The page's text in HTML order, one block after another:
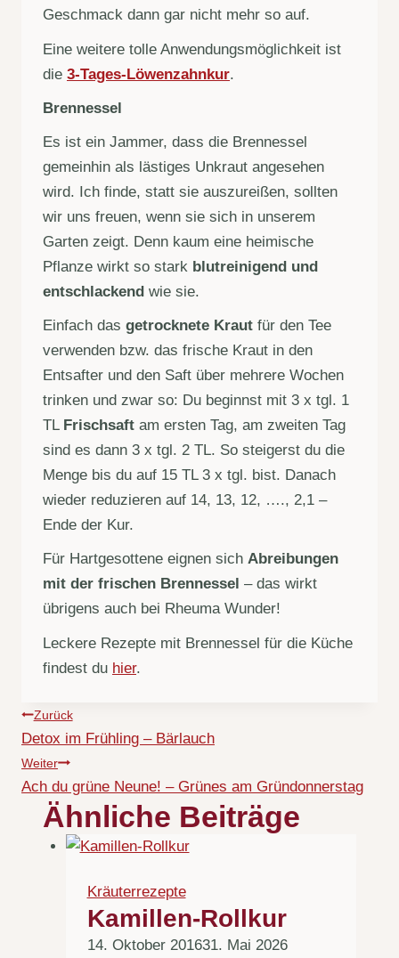
Geschmack dann gar nicht mehr so auf.
Eine weitere tolle Anwendungsmöglichkeit ist
die 3-Tages-Löwenzahnkur.
Brennessel
Es ist ein Jammer, dass die Brennessel
gemeinhin als lästiges Unkraut angesehen
wird. Ich finde, statt sie auszureißen, sollten
wir uns freuen, wenn sie sich in unserem
Garten zeigt. Denn kaum eine heimische
Pflanze wirkt so stark blutreinigend und
entschlackend wie sie.
Einfach das getrocknete Kraut für den Tee
verwenden bzw. das frische Kraut in den
Entsafter und den Saft über mehrere Wochen
trinken und zwar so: Du beginnst mit 3 x tgl. 1
TL Frischsaft am ersten Tag, am zweiten Tag
sind es dann 3 x tgl. 2 TL. So steigerst du die
Menge bis du auf 15 TL 3 x tgl. bist. Danach
wieder reduzieren auf 14, 13, 12, …., 2,1 –
Ende der Kur.
Für Hartgesottene eignen sich Abreibungen
mit der frischen Brennessel – das wirkt
übrigens auch bei Rheuma Wunder!
Leckere Rezepte mit Brennessel für die Küche
findest du hier.
Beitragsnavigation
Zurück
Detox im Frühling – Bärlauch
Weiter
Ach du grüne Neune! – Grünes am Gründonnerstag
Ähnliche Beiträge
Kräuterrezepte
Kamillen-Rollkur
14. Oktober 201631. Mai 2026